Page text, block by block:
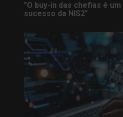
"O buy-in das chefias é
sucesso da NIS2"